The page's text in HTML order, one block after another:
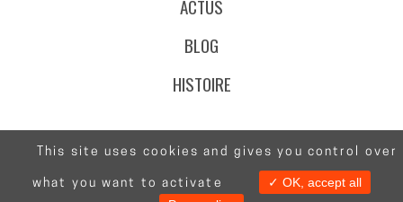
ACTUS
BLOG
HISTOIRE
Contact
CGV Mentions Légales
Données Personnelles
This site uses cookies and gives you control over
what you want to activate
✓ OK, accept all